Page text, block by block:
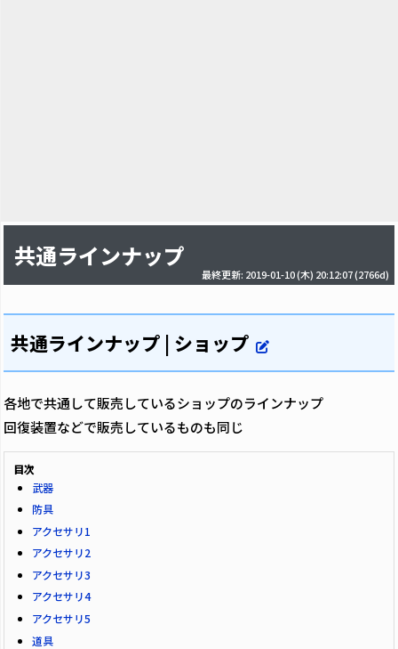
共通ラインナップ
最終更新: 2019-01-10 (木) 20:12:07(2766d)
共通ラインナップ | ショップ
各地で共通して販売しているショップのラインナップ
回復装置などで販売しているものも同じ
目次
武器
防具
アクセサリ1
アクセサリ2
アクセサリ3
アクセサリ4
アクセサリ5
道具